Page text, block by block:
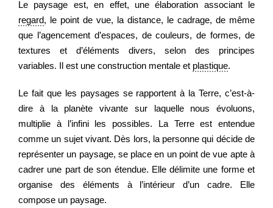
Informer
Le paysage est, en effet, une élaboration associant le
regard, le point de vue, la distance, le cadrage, de même
que l’agencement d’espaces, de couleurs, de formes, de
textures et d’éléments divers, selon des principes
variables. Il est une construction mentale et plastique.
Le fait que les paysages se rapportent à la Terre, c’est-à-
dire à la planète vivante sur laquelle nous évoluons,
multiplie à l’infini les possibles. La Terre est entendue
comme un sujet vivant. Dès lors, la personne qui décide de
représenter un paysage, se place en un point de vue apte à
cadrer une part de son étendue. Elle délimite une forme et
organise des éléments à l’intérieur d’un cadre. Elle
compose un paysage.